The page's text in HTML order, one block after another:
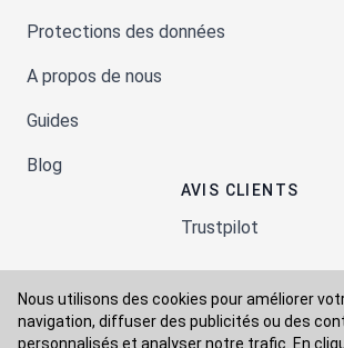
Nous utilisons des cookies pour améliorer
navigation, diffuser des publicités ou des
personnalisés et analyser notre trafic. En
Protections des données
A propos de nous
Guides
Blog
AVIS CLIENTS
Trustpilot
Moyens de paiement